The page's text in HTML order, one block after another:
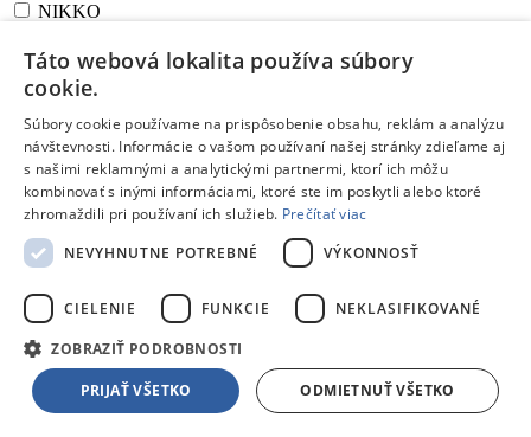
NIKKO
ONLINE
PRECIOSO
0)
PREMIUM
0)
PRESIDENT
0)
PRESTO
0
0)
PRESTO Wood
0)
Sanytol
SAPHIR
Táto webová lokalita používa súbory
cookie.
Súbory cookie používame na prispôsobenie obsahu, reklám a analýzu
návštevnosti. Informácie o vašom používaní našej stránky zdieľame aj
s našimi reklamnými a analytickými partnermi, ktorí ich môžu
kombinovať s inými informáciami, ktoré ste im poskytli alebo ktoré
zhromaždili pri používaní ich služieb. Prečítať viac
NEVYHNUTNE POTREBNÉ
VÝKONNOSŤ
CIELENIE FUNKCIE NEKLASIFIKOVANÉ
ZOBRAZIŤ PODROBNOSTI
PRIJAŤ VŠETKO ODMIETNUŤ VŠETKO